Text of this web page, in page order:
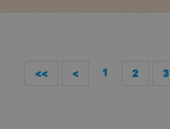
<< < 1 2 3